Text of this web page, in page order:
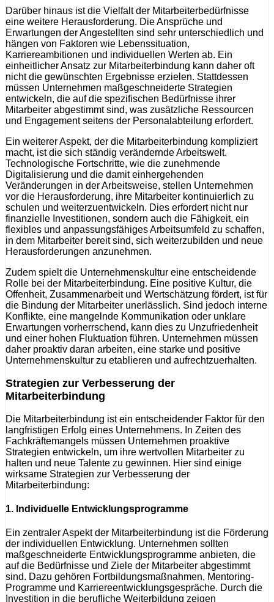
Darüber hinaus ist die Vielfalt der Mitarbeiterbedürfnisse
eine weitere Herausforderung. Die Ansprüche und
Erwartungen der Angestellten sind sehr unterschiedlich und
hängen von Faktoren wie Lebenssituation,
Karriereambitionen und individuellen Werten ab. Ein
einheitlicher Ansatz zur Mitarbeiterbindung kann daher oft
nicht die gewünschten Ergebnisse erzielen. Stattdessen
müssen Unternehmen maßgeschneiderte Strategien
entwickeln, die auf die spezifischen Bedürfnisse ihrer
Mitarbeiter abgestimmt sind, was zusätzliche Ressourcen
und Engagement seitens der Personalabteilung erfordert.
Ein weiterer Aspekt, der die Mitarbeiterbindung kompliziert
macht, ist die sich ständig verändernde Arbeitswelt.
Technologische Fortschritte, wie die zunehmende
Digitalisierung und die damit einhergehenden
Veränderungen in der Arbeitsweise, stellen Unternehmen
vor die Herausforderung, ihre Mitarbeiter kontinuierlich zu
schulen und weiterzuentwickeln. Dies erfordert nicht nur
finanzielle Investitionen, sondern auch die Fähigkeit, ein
flexibles und anpassungsfähiges Arbeitsumfeld zu schaffen,
in dem Mitarbeiter bereit sind, sich weiterzubilden und neue
Herausforderungen anzunehmen.
Zudem spielt die Unternehmenskultur eine entscheidende
Rolle bei der Mitarbeiterbindung. Eine positive Kultur, die
Offenheit, Zusammenarbeit und Wertschätzung fördert, ist für
die Bindung der Mitarbeiter unerlässlich. Sind jedoch interne
Konflikte, eine mangelnde Kommunikation oder unklare
Erwartungen vorherrschend, kann dies zu Unzufriedenheit
und einer hohen Fluktuation führen. Unternehmen müssen
daher proaktiv daran arbeiten, eine starke und positive
Unternehmenskultur zu etablieren und aufrechtzuerhalten.
Strategien zur Verbesserung der
Mitarbeiterbindung
Die Mitarbeiterbindung ist ein entscheidender Faktor für den
langfristigen Erfolg eines Unternehmens. In Zeiten des
Fachkräftemangels müssen Unternehmen proaktive
Strategien entwickeln, um ihre wertvollen Mitarbeiter zu
halten und neue Talente zu gewinnen. Hier sind einige
wirksame Strategien zur Verbesserung der
Mitarbeiterbindung:
1. Individuelle Entwicklungsprogramme
Ein zentraler Aspekt der Mitarbeiterbindung ist die Förderung
der individuellen Entwicklung. Unternehmen sollten
maßgeschneiderte Entwicklungsprogramme anbieten, die
auf die Bedürfnisse und Ziele der Mitarbeiter abgestimmt
sind. Dazu gehören Fortbildungsmaßnahmen, Mentoring-
Programme und Karriereentwicklungsgespräche. Durch die
Investition in die berufliche Weiterbildung zeigen